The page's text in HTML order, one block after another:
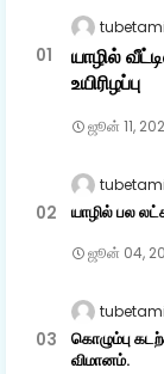
யாழில்
உயிரிழப்பு
ஜூன் 11,
யாழில் பல
ஜூன் 04,
கொழும்பு
விமானம்.